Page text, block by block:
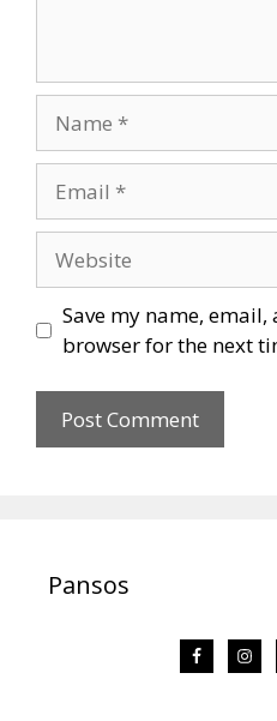
Save my name,
browser for the next
Pansos